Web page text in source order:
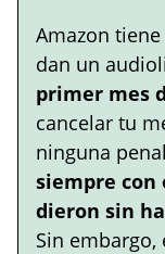
Amazon
dan un
primer mes
cancelar tu
ninguna
siempre con
dieron sin
Sin